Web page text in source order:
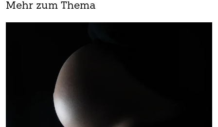
Mehr zum Thema